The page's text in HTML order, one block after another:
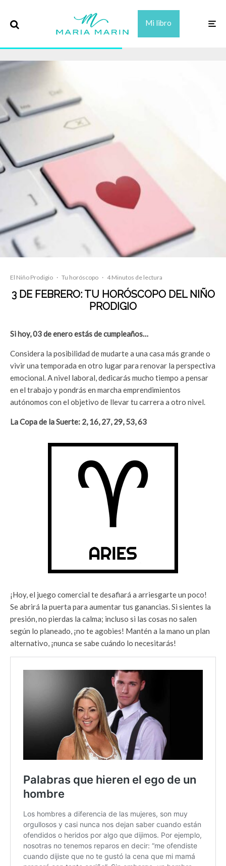
Mi libro
El Niño Prodigio · Tu horóscopo · 4 Minutos de lectura
3 DE FEBRERO: TU HORÓSCOPO DEL NIÑO
PRODIGIO
Si hoy, 03 de enero estás de cumpleaños…
Considera la posibilidad de mudarte a una casa más grande o
vivir una temporada en otro lugar para renovar la perspectiva
emocional. A nivel laboral, dedicarás mucho tiempo a pensar
en el trabajo y pondrás en marcha emprendimientos
autónomos con el objetivo de llevar tu carrera a otro nivel.
La Copa de la Suerte: 2, 16, 27, 29, 53, 63
¡Hoy, el juego comercial te desafiará a arriesgarte un poco!
Se abrirá la puerta para aumentar tus ganancias. Si sientes la
presión, no pierdas la calma; incluso si las cosas no salen
según lo planeado, ¡no te agobies! Mantén a la mano un plan
alternativo, ¡nunca se sabe cuándo lo necesitarás!